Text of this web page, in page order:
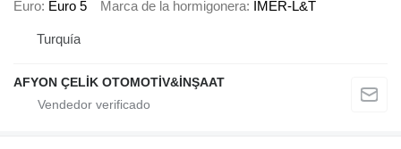
Euro Euro 5 Marca de la hormigonera IMER-L&T
Turquía
AFYON ÇELİK OTOMOTİV&İNŞAAT